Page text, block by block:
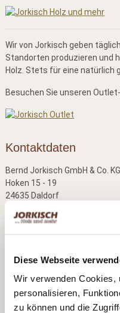
Diese Webseite
Wir verwenden Cookies,
personalisieren,
zu können und die
Wir von Jorkisch geben
Standorten produzieren und
Holz. Stets für eine natürlich
Besuchen Sie unseren
Kontaktdaten
Bernd Jorkisch GmbH & Co. KG
Hoken 15 - 19
24635 Daldorf
Telefon:+49 (0)4328 178 0
Folgen Sie dem Joda® -